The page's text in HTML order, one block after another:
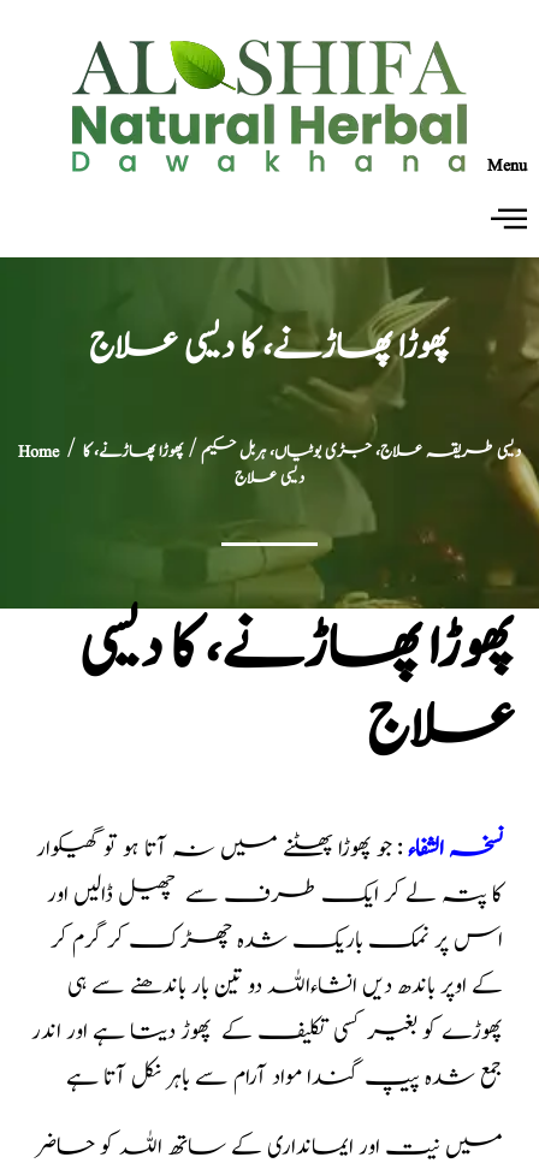
Menu
پھوڑا پھاڑنے، کا دیسی علاج
Home/ دیسی طریقہ علاج، جڑی بوٹیاں، ہربل حکیم/ پھوڑا پھاڑنے، کا
دیسی علاج
پھوڑا پھاڑنے، کا دیسی
علاج
نسخہ الشفاء: جو پھوڑا پھٹنے میں نہ آتا ہو تو گھیکوار
کا پتہ لے کر ایک طرف سے چھیل ڈالیں اور
اس پر نمک باریک شدہ چھڑک کر گرم کر
کے اوپر باندھ دیں انشاءاللہ دو تین بارباندھنے سے ہی
پھوڑے کو بغیر کسی تکلیف کے پھوڑ دیتا ہے اور اندر
جمع شدہ پیپ گندا مواد آرام سے باہر نکل آتا ہے
میں نیت اور ایمانداری کے ساتھ اللہ کو حاضر